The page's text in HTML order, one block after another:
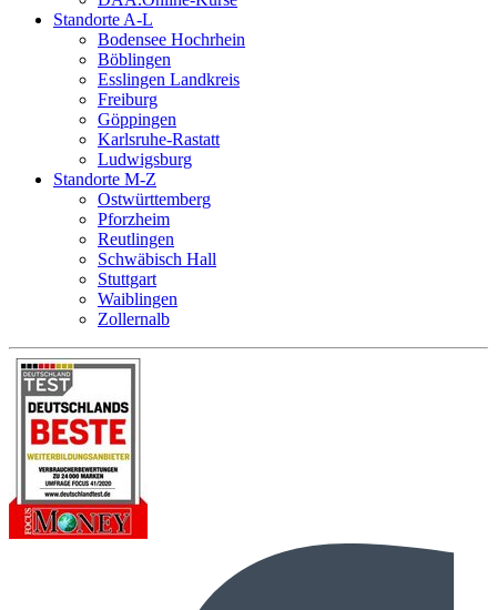
Standorte A-L
Bodensee Hochrhein
Böblingen
Esslingen Landkreis
Freiburg
Göppingen
Karlsruhe-Rastatt
Ludwigsburg
Standorte M-Z
Ostwürttemberg
Pforzheim
Reutlingen
Schwäbisch Hall
Stuttgart
Waiblingen
Zollernalb